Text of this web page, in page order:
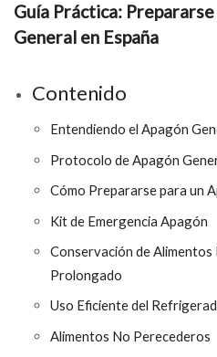
Guía Práctica:
General en España
Contenido
Entendiendo el Apagón
Protocolo de Apagón
Cómo Prepararse para un
Kit de Emergencia Apagón
Conservación de
Prolongado
Uso Eficiente del
Alimentos No Perecederos